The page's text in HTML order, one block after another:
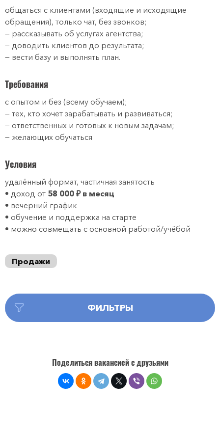
общаться с клиентами (входящие и исходящие
обращения), только чат, без звонков;
— рассказывать об услугах агентства;
— доводить клиентов до результата;
— вести базу и выполнять план.
Требования
с опытом и без (всему обучаем);
— тех, кто хочет зарабатывать и развиваться;
— ответственных и готовых к новым задачам;
— желающих обучаться
Условия
удалённый формат, частичная занятость
• доход от 58 000 ₽ в месяц
• вечерний график
• обучение и поддержка на старте
• можно совмещать с основной работой/учёбой
Продажи
ФИЛЬТРЫ
Поделиться вакансией с друзьями